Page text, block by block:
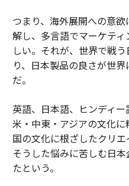
つまり、海外展開への意
解し、多言語でマーケテ
しい。それが、世界で戦
り、日本製品の良さが世
だ。
英語、日本語、ヒンディ
米・中東・アジアの文化
国の文化に根ざしたクリエ
そうした悩みに苦しむ日
たという。